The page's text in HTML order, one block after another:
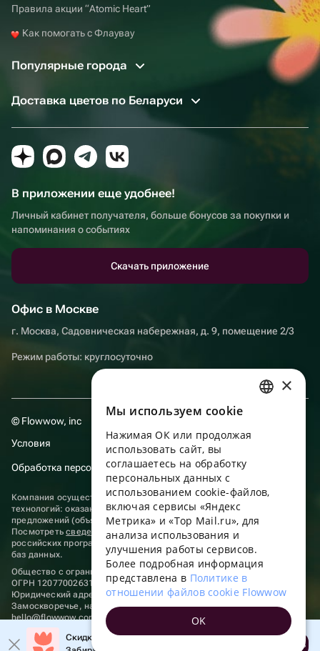
Правила акции “Atomic Heart”
Как помогать с Флаувау
Популярные города
Доставка цветов по Беларуси
В приложении еще удобнее!
Личный кабинет получателя, больше бонусов за покупки и
напоминания о событиях
Скачать приложение
Офис в Москве
г. Москва, Садовническая набережная, д. 9, помещение 2/3
Режим работы: круглосуточно
© Flowwow, inc
Условия
Обработка персональных данных
Компания осуществляет деятельность в области информационных
технологий: оказание услуг в сети “Интернет” по размещению
предложений (объявлений) продавцов о реализации товаров.
Посмотретьсведения о программах , включенных в реестр
российских программ для электронных вычислительных машин и
баз данных.
Общество с ограниченной ответственностью «ФЛАУВАУ»
ОГРН 1207700263198, ИНН 9702020445
Юридический адрес: г. Москва, вн.тер. г. Муниципальный округ
Замоскворечье, наб. Садовническая, д. 9, помещ. 2/3.
hello@flowwow.com
8 800 555-16-15
Применяютсярекомендательные технологии
Скидка до 10% на первый заказ!
Открыть
ENGLISH
UKRAINIAN
PORTUGUESE
FRENCH
TURKISH
×
Мы используем сookie
Нажимая ОК или продолжая
использовать сайт, вы
соглашаетесь на обработку
персональных данных с
использованием cookie-файлов,
включая сервисы «Яндекс
Метрика» и «Top Mail.ru», для
анализа использования и
улучшения работы сервисов.
Более подробная информация
представлена в Политике в
отношении файлов cookie Flowwow
OK